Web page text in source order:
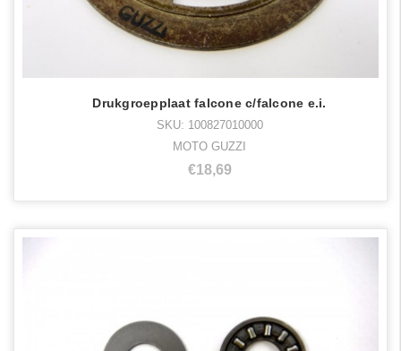
Drukgroepplaat falcone c/falcone e.i.
SKU: 100827010000
MOTO GUZZI
€18,69